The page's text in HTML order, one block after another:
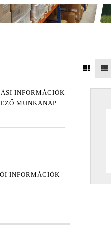
INFORMÁCIÓK
MUNKANAP
INFORMÁCIÓK